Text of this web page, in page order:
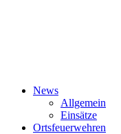
News
Allgemein
Einsätze
Ortsfeuerwehren